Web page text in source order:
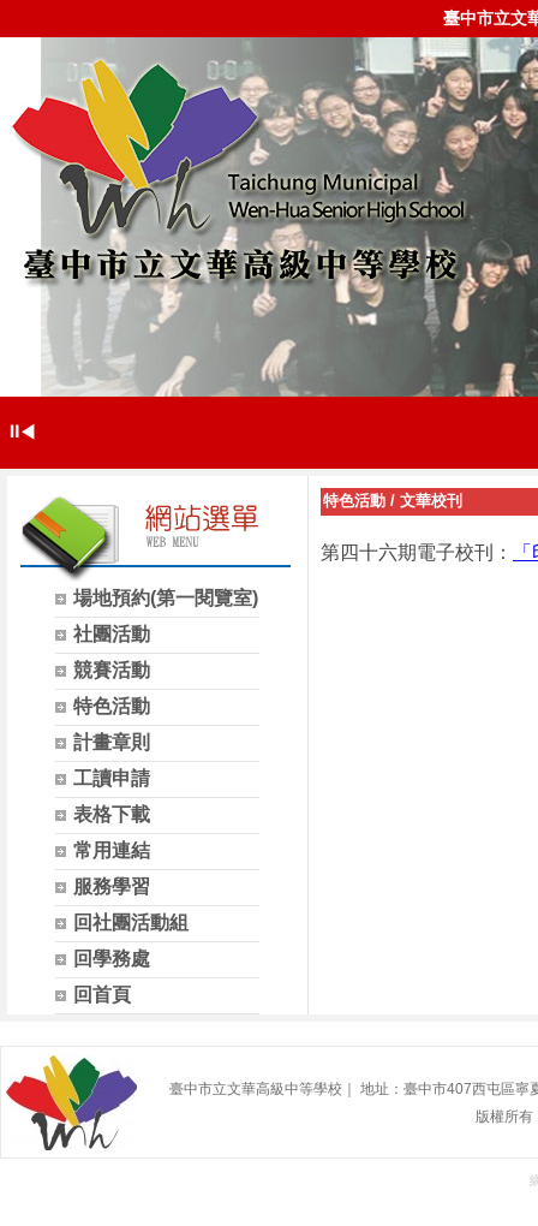
臺中市立文
⏸◀
場地預約(第一閱覽室)
社團活動
競賽活動
特色活動
計畫章則
工讀申請
表格下載
常用連結
服務學習
回社團活動組
回學務處
回首頁
特色活動 / 文華校刊
第四十六期電子校刊：
臺中市立文華高級中等學校｜ 地址：臺中市407西屯區
版權所有